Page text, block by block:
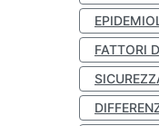
FATTORI